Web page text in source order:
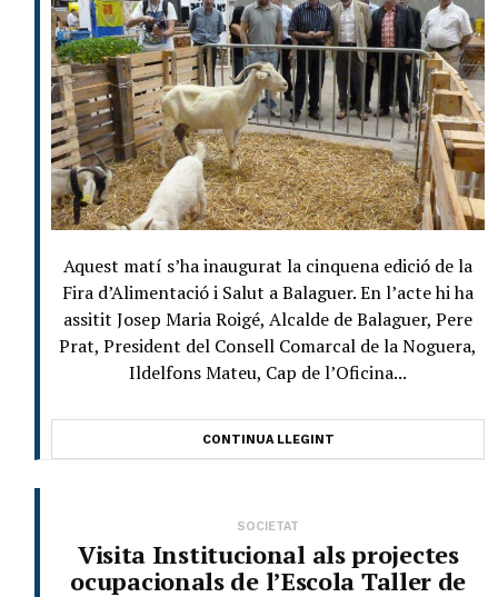
Aquest matí s’ha inaugurat la cinquena edició de la
Fira d’Alimentació i Salut a Balaguer. En l’acte hi ha
assitit Josep Maria Roigé, Alcalde de Balaguer, Pere
Prat, President del Consell Comarcal de la Noguera,
Ildelfons Mateu, Cap de l’Oficina...
CONTINUA LLEGINT
SOCIETAT
Visita Institucional als projectes
ocupacionals de l’Escola Taller de